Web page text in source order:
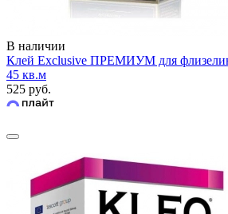
В наличии
Клей Exclusive ПРЕМИУМ для
45 кв.м
525 руб.